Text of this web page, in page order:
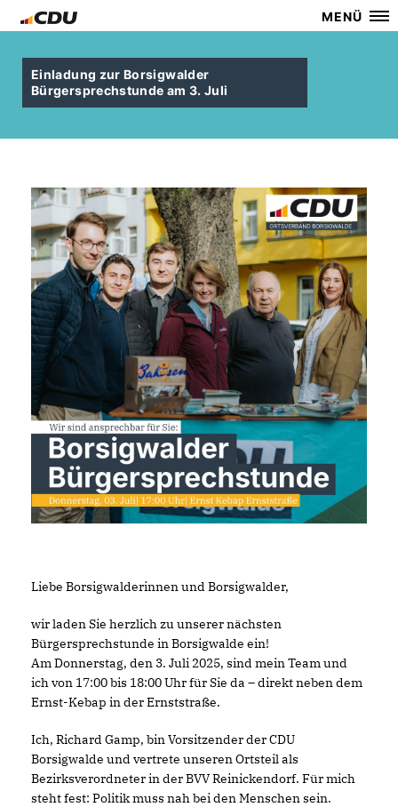
MENÜ
Einladung zur Borsigwalder
Bürgersprechstunde am 3. Juli
Liebe Borsigwalderinnen und Borsigwalder,
wir laden Sie herzlich zu unserer nächsten
Bürgersprechstunde in Borsigwalde ein!
Am Donnerstag, den 3. Juli 2025, sind mein Team und
ich von 17:00 bis 18:00 Uhr für Sie da – direkt neben dem
Ernst-Kebap in der Ernststraße.
Ich, Richard Gamp, bin Vorsitzender der CDU
Borsigwalde und vertrete unseren Ortsteil als
Bezirksverordneter in der BVV Reinickendorf. Für mich
steht fest: Politik muss nah bei den Menschen sein.